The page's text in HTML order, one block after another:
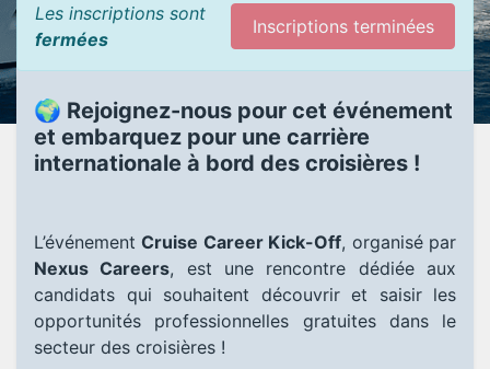
Les inscriptions sont
fermées
Inscriptions terminées
🌍 Rejoignez-nous pour cet événement
et embarquez pour une carrière
internationale à bord des croisières ! ​
L’événementCruise Career Kick-Off, organisé par
Nexus Careers, est une rencontre dédiée aux
candidats qui souhaitent découvrir et saisir les
opportunités professionnelles gratuites dans le
secteur des croisières !